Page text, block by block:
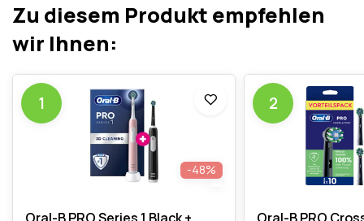
Zu diesem Produkt empfehlen
wir Ihnen:
1
-48%
2